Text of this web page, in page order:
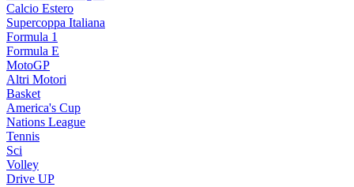
Calcio Estero
Supercoppa Italiana
Formula 1
Formula E
MotoGP
Altri Motori
Basket
America's Cup
Nations League
Tennis
Sci
Volley
Drive UP